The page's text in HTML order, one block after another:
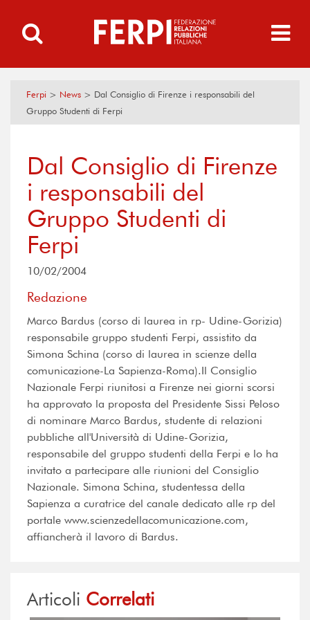
Ferpi > News > Dal Consiglio di Firenze i responsabili del
Gruppo Studenti di Ferpi
Dal Consiglio di Firenze
i responsabili del
Gruppo Studenti di
Ferpi
10/02/2004
Redazione
Marco Bardus (corso di laurea in rp- Udine-Gorizia)
responsabile gruppo studenti Ferpi, assistito da
Simona Schina (corso di laurea in scienze della
comunicazione-La Sapienza-Roma).Il Consiglio
Nazionale Ferpi riunitosi a Firenze nei giorni scorsi
ha approvato la proposta del Presidente Sissi Peloso
di nominare Marco Bardus, studente di relazioni
pubbliche all'Università di Udine-Gorizia,
responsabile del gruppo studenti della Ferpi e lo ha
invitato a partecipare alle riunioni del Consiglio
Nazionale. Simona Schina, studentessa della
Sapienza a curatrice del canale dedicato alle rp del
portale www.scienzedellacomunicazione.com,
affiancherà il lavoro di Bardus.
Articoli Correlati